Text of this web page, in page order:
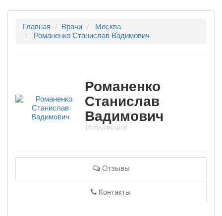
Главная Врачи
Москва
Романенко Станислав Вадимович
Романенко
Станислав
Вадимович
16 просмотров
Отзывы
Контакты